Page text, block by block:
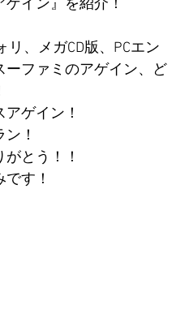
イン』を紹介！
リ、メガCD版、PCエン
ーファミのアゲイン、ど
ゲイン！
！
とう！！
す！